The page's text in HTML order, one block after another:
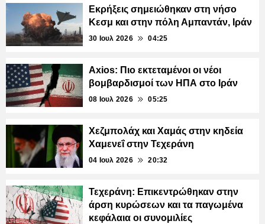
Εκρήξεις σημειώθηκαν στη νήσο
Κεσμ και στην πόλη Αμπαντάν, Ιράν
30 Ιουλ 2026 04:25
Axios: Πιο εκτεταμένοι οι νέοι
βομβαρδισμοί των ΗΠΑ στο Ιράν
08 Ιουλ 2026 05:25
Χεζμπολάχ και Χαμάς στην κηδεία
Χαμενεΐ στην Τεχεράνη
04 Ιουλ 2026 20:32
Τεχεράνη: Επικεντρώθηκαν στην
άρση κυρώσεων και τα παγωμένα
κεφάλαια οι συνομιλίες